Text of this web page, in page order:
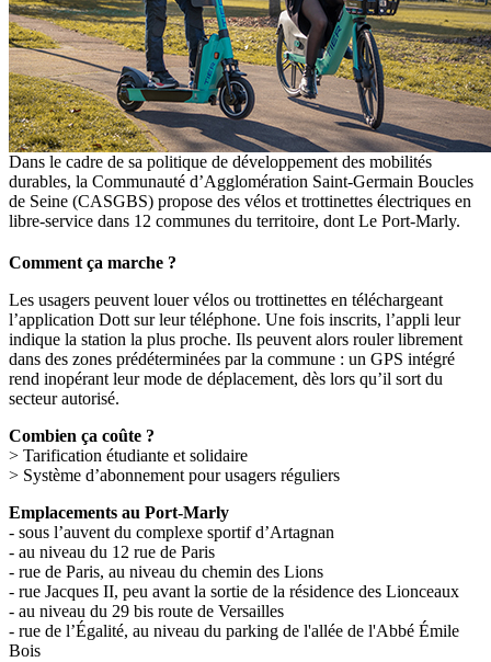
Dans le cadre de sa politique de développement des mobilités
durables, la Communauté d’Agglomération Saint-Germain Boucles
de Seine (CASGBS) propose des vélos et trottinettes électriques en
libre-service dans 12 communes du territoire, dont Le Port-Marly.
Comment ça marche ?
Les usagers peuvent louer vélos ou trottinettes en téléchargeant
l’application Dott sur leur téléphone. Une fois inscrits, l’appli leur
indique la station la plus proche. Ils peuvent alors rouler librement
dans des zones prédéterminées par la commune : un GPS intégré
rend inopérant leur mode de déplacement, dès lors qu’il sort du
secteur autorisé.
Combien ça coûte ?
> Tarification étudiante et solidaire
> Système d’abonnement pour usagers réguliers
Emplacements au Port-Marly
- sous l’auvent du complexe sportif d’Artagnan
- au niveau du 12 rue de Paris
- rue de Paris, au niveau du chemin des Lions
- rue Jacques II, peu avant la sortie de la résidence des Lionceaux
- au niveau du 29 bis route de Versailles
- rue de l’Égalité, au niveau du parking de l'allée de l'Abbé Émile
Bois